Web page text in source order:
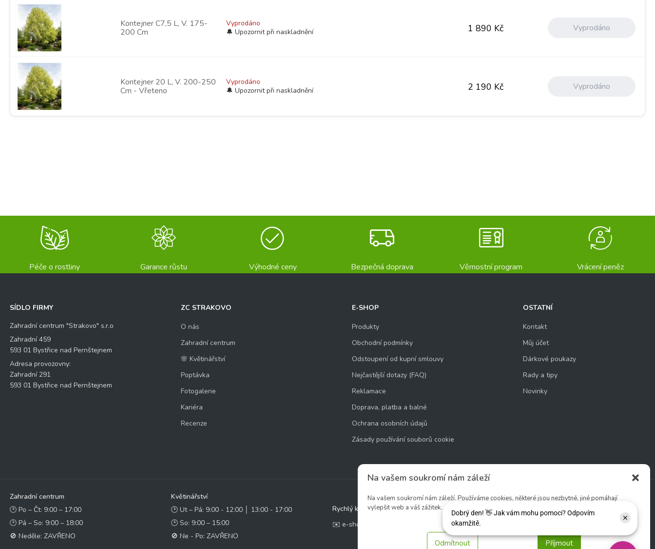
Na vašem soukromí nám záleží
Na vašem soukromí nám záleží. Používáme cookies, některé jsou nezbytné, jiné pomáhají
vylepšit web a váš zážitek.
Příjmout
Odmítnout
Kontejner C7,5 L, V. 175-
200 Cm
Vyprodáno 1 890 Kč Vyprodáno
Kontejner 20 L, V. 200-250
Cm - Vřeteno
Vyprodáno 2 190 Kč Vyprodáno
Péče o rostliny Garance růstu Výhodné ceny Bezpečná doprava Věrnostní program Vrácení peněz
SÍDLO FIRMY
Zahradní centrum "Strakovo" s.r.o
Zahradní 459
593 01 Bystřice nad Pernštejnem
Adresa provozovny:
Zahradní 291
593 01 Bystřice nad Pernštejnem
ZC STRAKOVO
O nás
Zahradní centrum
🌸 Květinářství
Poptávka
Fotogalerie
Kariéra
Recenze
E-SHOP
Produkty
Obchodní podmínky
Odstoupení od kupní smlouvy
Nejčastější dotazy (FAQ)
Reklamace
Doprava, platba a balné
Ochrana osobních údajů
Zásady používání souborů cookie
OSTATNÍ
Kontakt
Můj účet
Dárkové poukazy
Rady a tipy
Novinky
Zahradní centrum
🕑 Po – Čt: 9:00 – 17:00
🕑 Pá – So: 9:00 – 18:00
🚫 Neděle: ZAVŘENO
Květinářství
🕑 Ut – Pá: 9:00 - 12:00 │ 13:00 - 17:00
🕑 So: 9:00 – 15:00
🚫 Ne - Po: ZAVŘENO
Rychlý kontakt:
✉️ e-shop@zcstrakovo.cz
Sledujte nás: